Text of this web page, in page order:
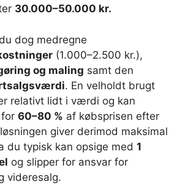
30.000–50.000 kr.
dog medregne
(1.000–2.500 kr.),
og maling samt den
. En velholdt brugt
relativt lidt i værdi og kan
60–80 % af købsprisen efter
giver derimod maksimal
du typisk kan opsige med 1
og slipper for ansvar for
videresalg.